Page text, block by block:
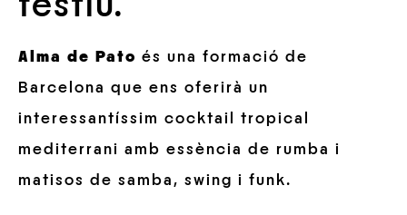
Alma de Pato és una formació de
Barcelona que ens oferirà un
interessantíssim cocktail tropical
mediterrani amb essència de rumba i
matisos de samba, swing i funk.